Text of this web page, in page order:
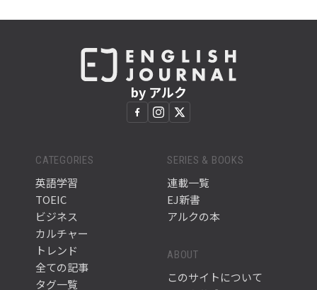
by アルク
CATEGORIES
英語学習
TOEIC
ビジネス
カルチャー
トレンド
全ての記事
タグ一覧
SERIES & BOOKS
連載一覧
EJ新書
アルクの本
ABOUT
このサイトについて